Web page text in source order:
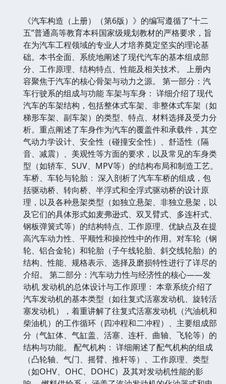
《汽车构造（上册）（第6版）》的编写遵循了“十二
五”普通高等教育本科国家级规划教材的严格要求，旨
在为汽车工程领域的专业人才培养奠定坚实的理论基
础。本书全面、系统地阐述了现代汽车的基本组成部
分、工作原理、结构特点、性能及相关技术。 上册内
容聚焦于汽车的核心骨架与动力之源。 第一部分：汽
车行驶系的组成与功能 车架与车身： 详细介绍了现代
汽车的车架结构，包括整体式车架、非整体式车架（如
梯形车架、副车架）的类型、特点、材料选择及受力分
析。重点阐述了车身作为汽车的覆盖件和承载件，其空
气动力学设计、安全性（碰撞安全性）、舒适性（隔
音、减震）、美观性等方面的要求，以及常见的车身类
型（如轿车、SUV、MPV等）的结构布局和制造工艺。
车桥、车轮与轮胎： 深入剖析了汽车车桥的组成，包
括驱动桥、转向桥、半浮式和全浮式驱动桥的设计原
理，以及各种悬架类型（如独立悬架、非独立悬架，以
及它们的具体形式如麦弗逊式、双叉臂式、多连杆式、
钢板弹簧式等）的结构特点、工作原理、优缺点及在提
高汽车动力性、平顺性和操控性中的作用。对车轮（钢
轮、铝合金轮）和轮胎（子午线轮胎、斜交线轮胎）的
结构、性能、规格表示、选择及磨损特性进行了详尽的
介绍。 第二部分：汽车动力性与经济性的核心——发
动机 发动机的总体设计与工作原理： 本章系统介绍了
汽车发动机的基本类型（如往复式活塞发动机、旋转活
塞发动机），着重讲解了往复式活塞发动机（汽油机和
柴油机）的工作循环（四冲程和二冲程）、主要组成部
分（气缸体、气缸盖、活塞、连杆、曲轴、飞轮等）的
结构与功能。 配气机构： 详细阐述了配气机构的组成
（凸轮轴、气门、摇臂、推杆等）、工作原理、类型
（如OHV、OHC、DOHC）及其对发动机性能的影